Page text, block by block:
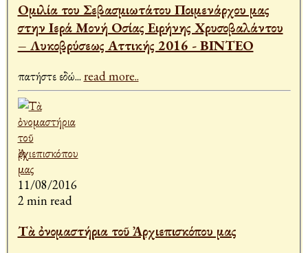
Ομιλία του Σεβασμιωτάτου Ποιμενάρχου μας
στην Ιερά Μονή Οσίας Ειρήνης Χρυσοβαλάντου
– Λυκοβρύσεως Αττικής 2016 - ΒΙΝΤΕΟ
πατήστε εδώ... read more..
11/08/2016
2 min read
Τὰ ὀνομαστήρια τοῦ Ἀρχιεπισκόπου μας